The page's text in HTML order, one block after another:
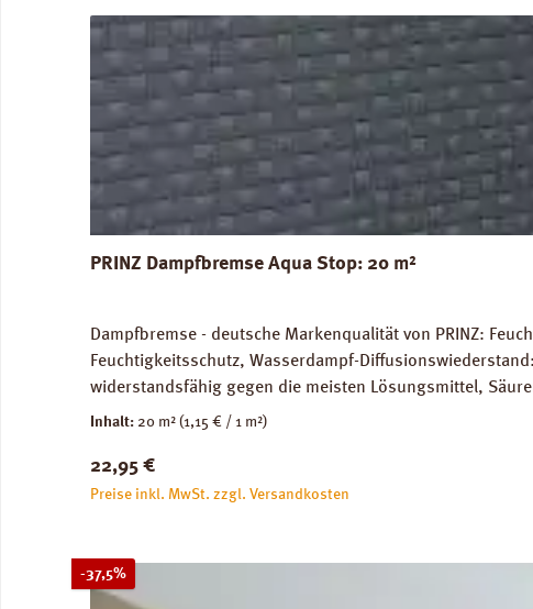
PRINZ Dampfbremse Aqua Stop: 20 m²
Dampfbremse - deutsche Markenqualität von PRINZ:
Feuchtigkeitsschutz, Wasserdampf-
widerstandsfähig gegen die meisten Lösungsmittel,
unbedenklich. Für Warmwasser-Fussbodenheizung
Inhalt: 20 m² (1,15 € / 1 m²)
Regulärer Preis:
22,95 €
Preise inkl. MwSt. zzgl. Versandkosten
-37,5%Rabatt